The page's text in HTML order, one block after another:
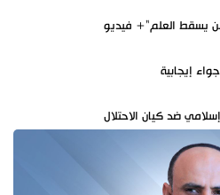
يسقط العلم"+ فيديو
إيجابية
ضد كيان الاحتلال